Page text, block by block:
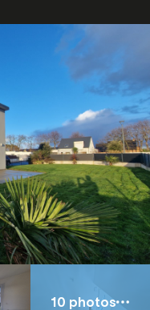
10 photos